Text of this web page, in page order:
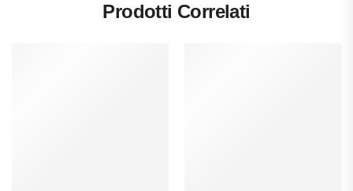
Prodotti Correlati